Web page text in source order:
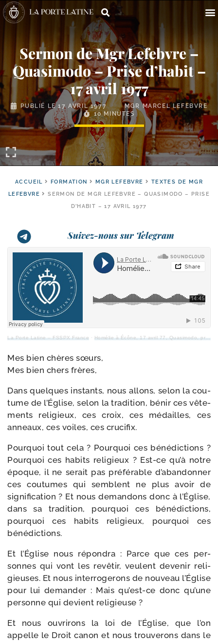
Sermon de Mgr Lefebvre –
Quasimodo – Prise d’habit –
17 avril 1977
PUBLIÉ LE17 AVRIL 1977
MGR MARCEL LEFEBVRE
10 MINUTES
ACCUEIL FORMATION MGR LEFEBVRE
TEXTES DE MGR
LEFEBVRE
SERMON DE MGR LEFEBVRE – QUASIMODO – PRISE
D’HABIT – 17 AVRIL 1977
Suivez-nous sur Telegram
La Porte Latine – FSSPX France · Homélie à Écône, 17 avril 77, Quasimodo, prise d’ha­bit des sœurs
Mes bien chères sœurs,
Mes bien chers frères,
Dans quelques ins­tants, nous allons, selon la cou­
tume de l’Église, selon la tra­di­tion, bénir ces vête­
ments reli­gieux, ces croix, ces médailles, ces
anneaux, ces voiles, ces crucifix.
Pourquoi tout cela ? Pourquoi ces béné­dic­tions ?
Pourquoi ces habits reli­gieux ? Est-​ce qu’à notre
époque, il ne serait pas pré­fé­rable d’abandonner
ces cou­tumes qui semblent ne plus avoir de
signi­fi­ca­tion ? Et nous deman­dons donc à l’Église,
dans sa tra­di­tion, pour­quoi ces béné­dic­tions,
pour­quoi ces habits reli­gieux, pour­quoi ces
bénédictions.
Et l’Église nous répon­dra : Parce que ces per­
sonnes qui vont les revê­tir, veulent deve­nir reli­
gieuses. Et nous inter­ro­ge­rons de nou­veau l’Église
pour lui deman­der : Mais qu’est-ce donc qu’une
per­sonne qui devient religieuse ?
Et nous ouvri­rons la loi de l’Église, que l’on
appelle le Droit canon et nous trou­ve­rons dans le